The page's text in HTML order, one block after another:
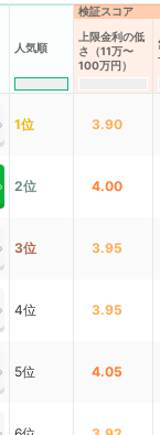
人気順
検証スコア
上限金利の低
さ（11万〜
100万円）
1位 3.90
2位 4.00
3位 3.95
4位 3.95
5位 4.05